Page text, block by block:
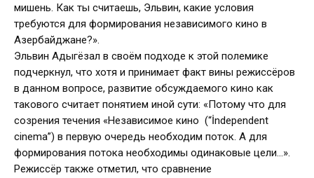
мишень. Как ты считаешь, Эльвин, какие условия
требуются для формирования независимого кино в
Азербайджане?».
Эльвин Адыгёзал в своём подходе к этой полемике
подчеркнул, что хотя и принимает факт вины режиссёров
в данном вопросе, развитие обсуждаемого кино как
такового считает понятием иной сути: «Потому что для
созрения течения «Независимое кино (“İndependent
cinema”) в первую очередь необходим поток. А для
формирования потока необходимы одинаковые цели…».
Режиссёр также отметил, что сравнение